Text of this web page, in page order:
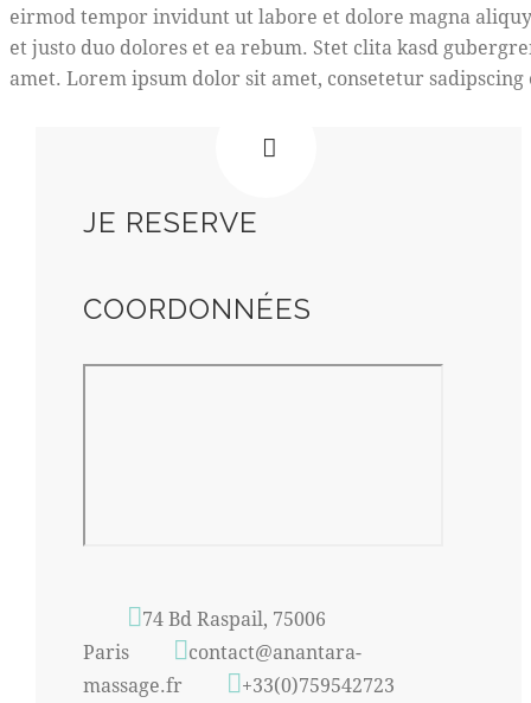
eirmod tempor invidunt ut labore et dolore magna
et justo duo dolores et ea rebum. Stet clita kasd
amet. Lorem ipsum dolor sit amet, consetetur
JE RESERVE
COORDONNÉES
74 Bd Raspail, 75006
Paris
contact@anantara-
massage.fr
+33(0)759542723